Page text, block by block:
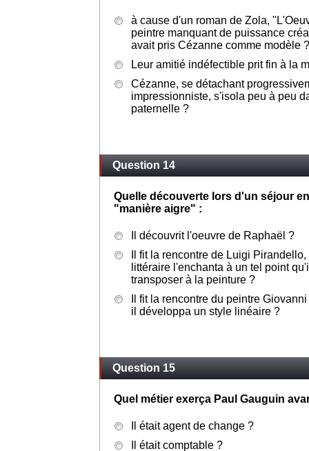
à cause d'un roman de Zola,
peintre manquant de puissance
avait pris Cézanne comme modèle ?
Leur amitié indéfectible prit fin à la
Cézanne, se détachant
impressionniste, s'isola peu à peu
paternelle ?
Question 14
Quelle découverte lors d'un séjour
"manière aigre" :
Il découvrit l'oeuvre de Raphaël ?
Il fit la rencontre de Luigi
littéraire l'enchanta à un tel point
transposer à la peinture ?
Il fit la rencontre du peintre
il développa un style linéaire ?
Question 15
Quel métier exerça Paul Gauguin
Il était agent de change ?
Il était comptable ?